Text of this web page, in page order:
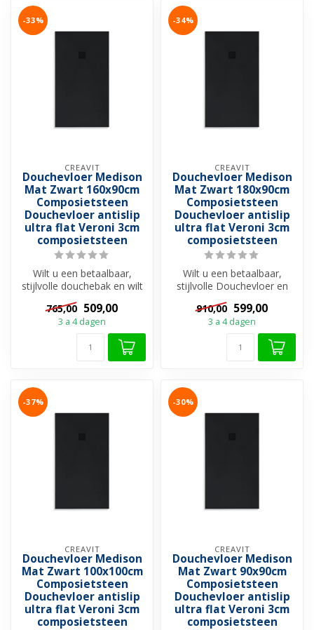
-33%
CREAVIT
Douchevloer Medison
Mat Zwart 160x90cm
Composietsteen
Douchevloer antislip
ultra flat Veroni 3cm
composietsteen
Wilt u een betaalbaar,
stijlvolle douchebak en wilt
u uw douche een onderdeel
v...
765,00 509,00
3 a 4 dagen
-34%
CREAVIT
Douchevloer Medison
Mat Zwart 180x90cm
Composietsteen
Douchevloer antislip
ultra flat Veroni 3cm
composietsteen
Wilt u een betaalbaar,
stijlvolle Douchevloer en
wilt u uw douche een
onderdeel...
910,00 599,00
3 a 4 dagen
-37%
CREAVIT
Douchevloer Medison
Mat Zwart 100x100cm
Composietsteen
Douchevloer antislip
ultra flat Veroni 3cm
composietsteen
-30%
CREAVIT
Douchevloer Medison
Mat Zwart 90x90cm
Composietsteen
Douchevloer antislip
ultra flat Veroni 3cm
composietsteen